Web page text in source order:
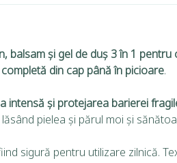
balsam și gel de duș 3 în 1 pentru
din cap până în picioare.
intensă și protejarea barierei
lăsând pielea și părul moi și
sigură pentru utilizare zilnică.